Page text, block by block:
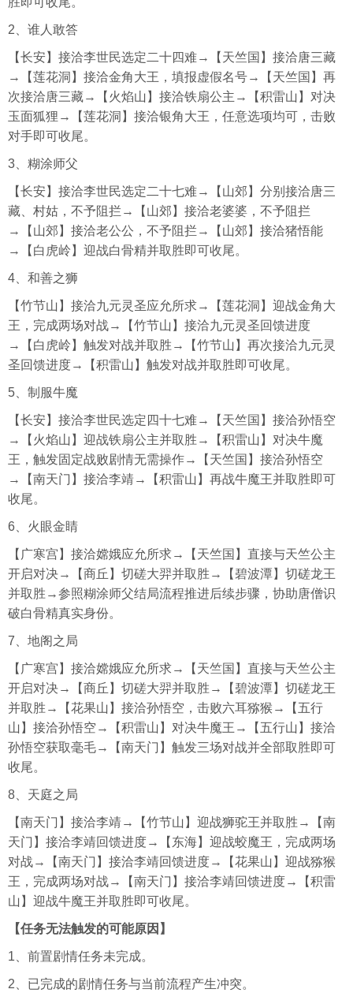
2、谁人敢答
【长安】接洽李世民选定二十四难→【天竺国】接洽唐三藏
→【莲花洞】接洽金角大王，填报虚假名号→【天竺国】再
次接洽唐三藏→【火焰山】接洽铁扇公主→【积雷山】对决
玉面狐狸→【莲花洞】接洽银角大王，任意选项均可，击败
对手即可收尾。
3、糊涂师父
【长安】接洽李世民选定二十七难→【山郊】分别接洽唐三
藏、村姑，不予阻拦→【山郊】接洽老婆婆，不予阻拦
→【山郊】接洽老公公，不予阻拦→【山郊】接洽猪悟能
→【白虎岭】迎战白骨精并取胜即可收尾。
4、和善之狮
【竹节山】接洽九元灵圣应允所求→【莲花洞】迎战金角大
王，完成两场对战→【竹节山】接洽九元灵圣回馈进度
→【白虎岭】触发对战并取胜→【竹节山】再次接洽九元灵
圣回馈进度→【积雷山】触发对战并取胜即可收尾。
5、制服牛魔
【长安】接洽李世民选定四十七难→【天竺国】接洽孙悟空
→【火焰山】迎战铁扇公主并取胜→【积雷山】对决牛魔
王，触发固定战败剧情无需操作→【天竺国】接洽孙悟空
→【南天门】接洽李靖→【积雷山】再战牛魔王并取胜即可
收尾。
6、火眼金睛
【广寒宫】接洽嫦娥应允所求→【天竺国】直接与天竺公主
开启对决→【商丘】切磋大羿并取胜→【碧波潭】切磋龙王
并取胜→参照糊涂师父结局流程推进后续步骤，协助唐僧识
破白骨精真实身份。
7、地阁之局
【广寒宫】接洽嫦娥应允所求→【天竺国】直接与天竺公主
开启对决→【商丘】切磋大羿并取胜→【碧波潭】切磋龙王
并取胜→【花果山】接洽孙悟空，击败六耳猕猴→【五行
山】接洽孙悟空→【积雷山】对决牛魔王→【五行山】接洽
孙悟空获取毫毛→【南天门】触发三场对战并全部取胜即可
收尾。
8、天庭之局
【南天门】接洽李靖→【竹节山】迎战狮驼王并取胜→【南
天门】接洽李靖回馈进度→【东海】迎战蛟魔王，完成两场
对战→【南天门】接洽李靖回馈进度→【花果山】迎战猕猴
王，完成两场对战→【南天门】接洽李靖回馈进度→【积雷
山】迎战牛魔王并取胜即可收尾。
【任务无法触发的可能原因】
1、前置剧情任务未完成。
2、已完成的剧情任务与当前流程产生冲突。